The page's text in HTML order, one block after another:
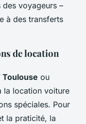
des voyageurs –
à des transferts
de location
Toulouse ou
la location voiture
spéciales. Pour
la praticité, la